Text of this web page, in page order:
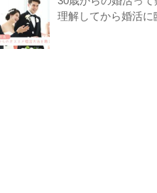
理解してから婚活に